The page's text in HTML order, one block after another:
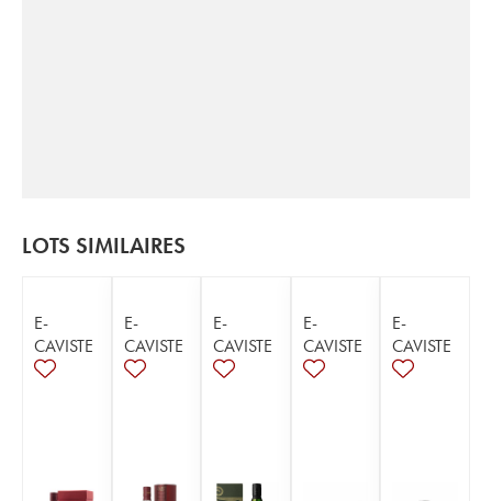
LOTS SIMILAIRES
E-
CAVISTE
E-
CAVISTE
E-
CAVISTE
E-
CAVISTE
E-
CAVISTE